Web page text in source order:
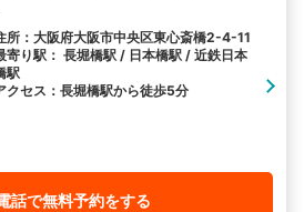
所：大阪府大阪市中央区東心斎橋2-4-11
寄り駅： 長堀橋駅 / 日本橋駅 / 近鉄日本
駅
クセス：長堀橋駅から徒歩5分
話で無料予約をする